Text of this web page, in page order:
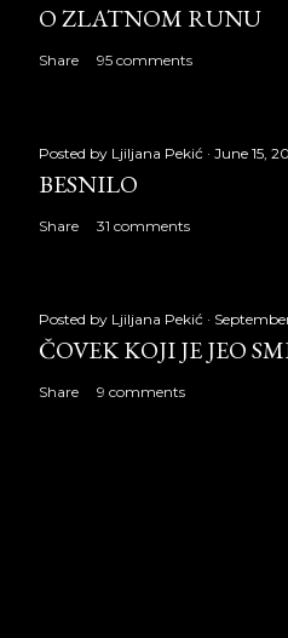
O ZLATNOM RUNU
Share 95 comments
Posted by Ljiljana Pekić June 15,
BESNILO
Share 31 comments
Posted by Ljiljana Pekić
ČOVEK KOJI JE JEO
Share 9 comments